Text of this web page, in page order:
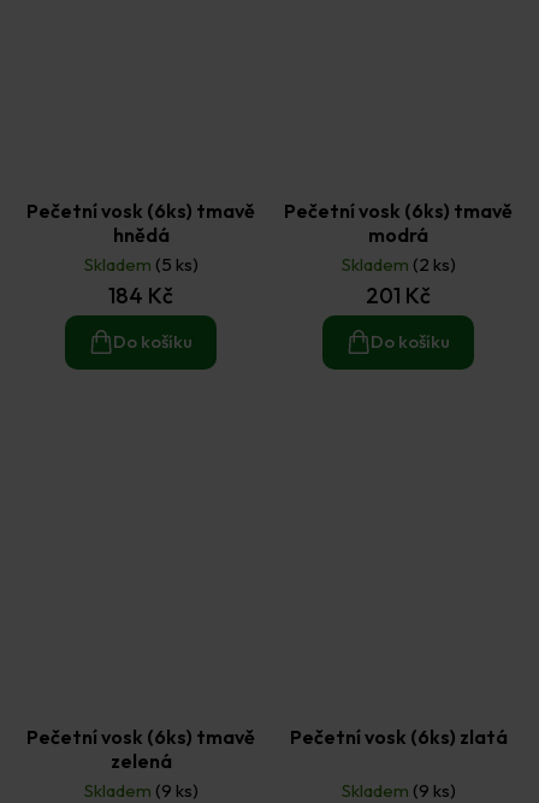
Pečetní vosk (6ks) tmavě
hnědá
Skladem (5 ks)
184 Kč
Do košíku
Pečetní vosk (6ks) tmavě
modrá
Skladem (2 ks)
201 Kč
Do košíku
Pečetní vosk (6ks) tmavě
zelená
Skladem (9 ks)
Pečetní vosk (6ks) zlatá
Skladem (9 ks)